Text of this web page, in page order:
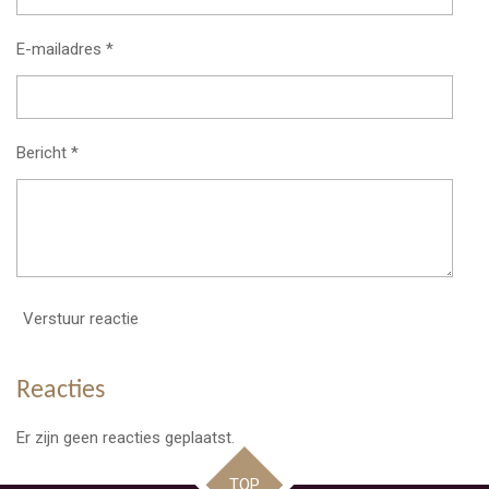
E-mailadres *
Bericht *
Verstuur reactie
Reacties
Er zijn geen reacties geplaatst.
TOP